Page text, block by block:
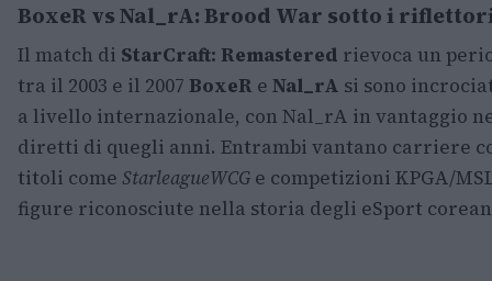
BoxeR vs Nal_rA: Brood War sotto i
Il match di StarCraft: Remastered rievoca un
tra il 2003 e il 2007 BoxeR e Nal_rA si sono
a livello internazionale, con Nal_rA in vantaggio
diretti di quegli anni. Entrambi vantano carriere
titoli come StarleagueWCG e competizioni KPGA/
figure riconosciute nella storia degli eSport